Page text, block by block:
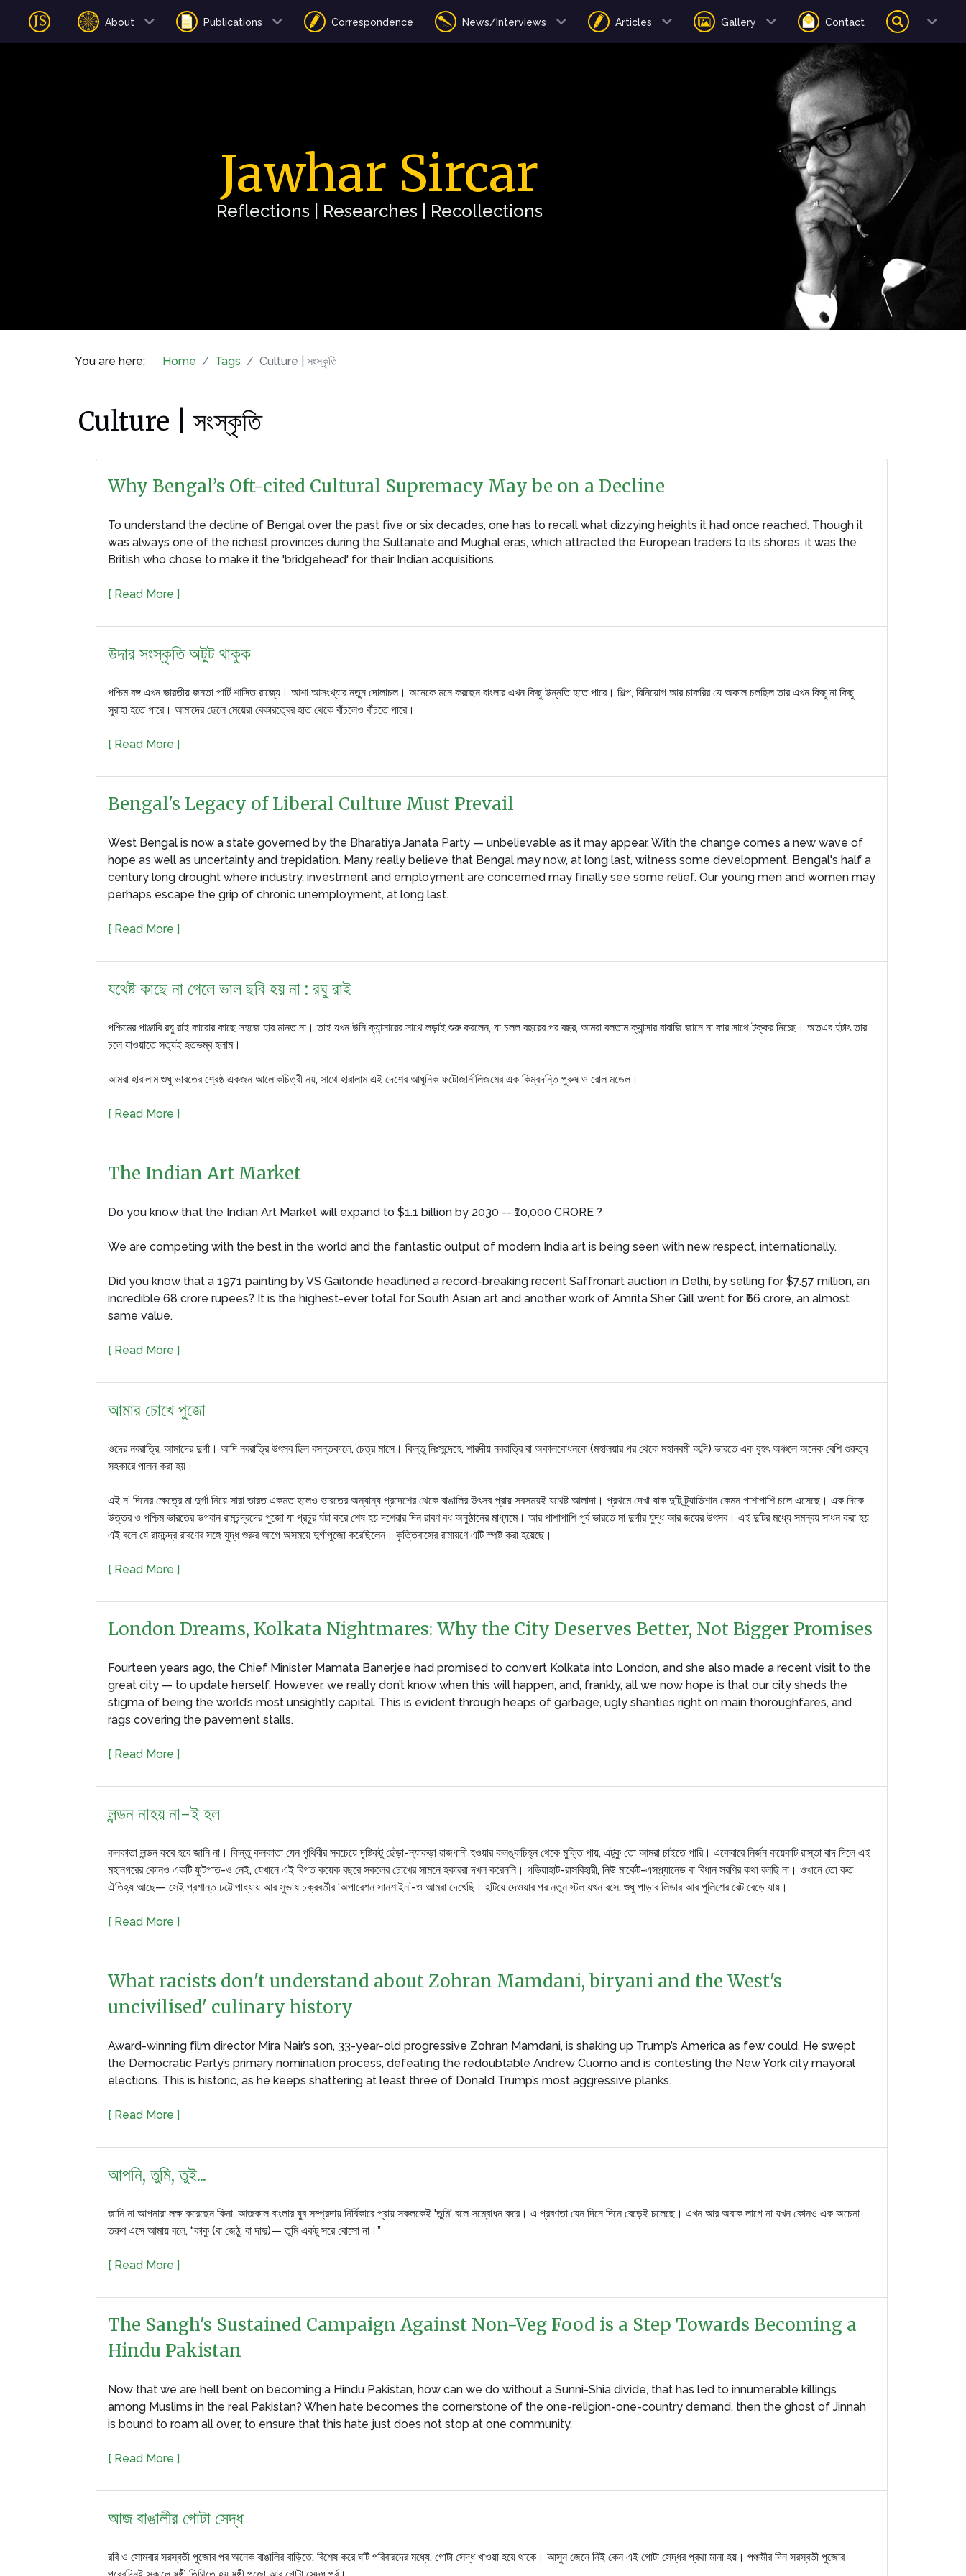
About Publications Correspondence News/Interviews Articles Gallery Contact
Jawhar Sircar
Reflections | Researches | Recollections
You are here: Home Tags Culture | সংস্কৃতি
Culture | সংস্কৃতি
Why Bengal’s Oft-cited Cultural Supremacy May be on a Decline
To understand the decline of Bengal over the past five or six decades, one has to recall what dizzying heights it had once reached. Though it
was always one of the richest provinces during the Sultanate and Mughal eras, which attracted the European traders to its shores, it was the
British who chose to make it the 'bridgehead' for their Indian acquisitions.
[ Read More ]
উদার সংস্কৃতি অটুট থাকুক
পশ্চিম বঙ্গ এখন ভারতীয় জনতা পার্টি শাসিত রাজ্যে। আশা আসংখ্যার নতুন দোলাচল। অনেকে মনে করছেন বাংলার এখন কিছু উন্নতি হতে পারে। শিল্প, বিনিয়োগ আর চাকরির যে অকাল চলছিল তার এখন কিছু না কিছু
সুরাহা হতে পারে। আমাদের ছেলে মেয়েরা বেকারত্বের হাত থেকে বাঁচলেও বাঁচতে পারে।
[ Read More ]
Bengal's Legacy of Liberal Culture Must Prevail
West Bengal is now a state governed by the Bharatiya Janata Party — unbelievable as it may appear. With the change comes a new wave of
hope as well as uncertainty and trepidation. Many really believe that Bengal may now, at long last, witness some development. Bengal's half a
century long drought where industry, investment and employment are concerned may finally see some relief. Our young men and women may
perhaps escape the grip of chronic unemployment, at long last.
[ Read More ]
যথেষ্ট কাছে না গেলে ভাল ছবি হয় না : রঘু রাই
পশ্চিমের পাঞ্জাবি রঘু রাই কারোর কাছে সহজে হার মানত না। তাই যখন উনি ক্যান্সারের সাথে লড়াই শুরু করলেন, যা চলল বছরের পর বছর, আমরা বলতাম ক্যান্সার বাবাজি জানে না কার সাথে টক্কর নিচ্ছে। অতএব হটাৎ তার
চলে যাওয়াতে সত্যই হতভম্ব হলাম।
আমরা হারালাম শুধু ভারতের শ্রেষ্ঠ একজন আলোকচিত্রী নয়, সাথে হারালাম এই দেশের আধুনিক ফটোজার্নালিজমের এক কিম্বদন্তি পুরুষ ও রোল মডেল।
[ Read More ]
The Indian Art Market
Do you know that the Indian Art Market will expand to $1.1 billion by 2030 -- ₹10,000 CRORE ?
We are competing with the best in the world and the fantastic output of modern India art is being seen with new respect, internationally.
Did you know that a 1971 painting by VS Gaitonde headlined a record-breaking recent Saffronart auction in Delhi, by selling for $7.57 million, an
incredible 68 crore rupees? It is the highest-ever total for South Asian art and another work of Amrita Sher Gill went for ₹66 crore, an almost
same value.
[ Read More ]
আমার চোখে পুজো
ওদের নবরাত্রি, আমাদের দুর্গা। আদি নবরাত্রি উৎসব ছিল বসন্তকালে, চৈত্র মাসে। কিন্তু নিঃসন্দেহে, শারদীয় নবরাত্রি বা অকালবোধনকে (মহালয়ার পর থেকে মহানবমী অব্দি) ভারতে এক বৃহৎ অঞ্চলে অনেক বেশি গুরুত্ব
সহকারে পালন করা হয়।
এই ন’ দিনের ক্ষেত্রে মা দুর্গা নিয়ে সারা ভারত একমত হলেও ভারতের অন্যান্য প্রদেশের থেকে বাঙালির উৎসব প্রায় সবসময়ই যথেষ্ট আলাদা। প্রথমে দেখা যাক দুটি ট্র্যাডিশান কেমন পাশাপাশি চলে এসেছে। এক দিকে
উত্তর ও পশ্চিম ভারতের ভগবান রামচন্দ্রদের পুজো যা প্রচুর ঘটা করে শেষ হয় দশেরার দিন রাবণ বধ অনুষ্ঠানের মাধ্যমে। আর পাশাপাশি পূর্ব ভারতে মা দুর্গার যুদ্ধ আর জয়ের উৎসব। এই দুটির মধ্যে সমন্বয় সাধন করা হয়
এই বলে যে রামচন্দ্র রাবণের সঙ্গে যুদ্ধ শুরুর আগে অসময়ে দুর্গাপুজো করেছিলেন। কৃত্তিবাসের রামায়ণে এটি স্পষ্ট করা হয়েছে।
[ Read More ]
London Dreams, Kolkata Nightmares: Why the City Deserves Better, Not Bigger Promises
Fourteen years ago, the Chief Minister Mamata Banerjee had promised to convert Kolkata into London, and she also made a recent visit to the
great city — to update herself. However, we really don’t know when this will happen, and, frankly, all we now hope is that our city sheds the
stigma of being the world’s most unsightly capital. This is evident through heaps of garbage, ugly shanties right on main thoroughfares, and
rags covering the pavement stalls.
[ Read More ]
লন্ডন নাহয় না-ই হল
কলকাতা লন্ডন কবে হবে জানি না। কিন্তু কলকাতা যেন পৃথিবীর সবচেয়ে দৃষ্টিকটু ছেঁড়া-ন্যাকড়া রাজধানী হওয়ার কলঙ্কচিহ্ন থেকে মুক্তি পায়, এটুকু তো আমরা চাইতে পারি। একেবারে নির্জন কয়েকটি রাস্তা বাদ দিলে এই
মহানগরের কোনও একটি ফুটপাত-ও নেই, যেখানে এই বিগত কয়েক বছরে সকলের চোখের সামনে হকাররা দখল করেননি। গড়িয়াহাট-রাসবিহারী, নিউ মার্কেট-এসপ্ল্যানেড বা বিধান সরণির কথা বলছি না। ওখানে তো কত
ঐতিহ্য আছে— সেই প্রশান্ত চট্টোপাধ্যায় আর সুভাষ চক্রবর্তীর ‘অপারেশন সানশাইন’-ও আমরা দেখেছি। হটিয়ে দেওয়ার পর নতুন স্টল যখন বসে, শুধু পাড়ার লিডার আর পুলিশের রেট বেড়ে যায়।
[ Read More ]
What racists don't understand about Zohran Mamdani, biryani and the West's
uncivilised' culinary history
Award-winning film director Mira Nair’s son, 33-year-old progressive Zohran Mamdani, is shaking up Trump’s America as few could. He swept
the Democratic Party’s primary nomination process, defeating the redoubtable Andrew Cuomo and is contesting the New York city mayoral
elections. This is historic, as he keeps shattering at least three of Donald Trump’s most aggressive planks.
[ Read More ]
আপনি, তুমি, তুই...
জানি না আপনারা লক্ষ করেছেন কিনা, আজকাল বাংলার যুব সম্প্রদায় নির্বিকারে প্রায় সকলকেই 'তুমি' বলে সম্বোধন করে। এ প্রবণতা যেন দিনে দিনে বেড়েই চলেছে। এখন আর অবাক লাগে না যখন কোনও এক অচেনা
তরুণ এসে আমায় বলে, “কাকু (বা জেঠু, বা দাদু)— তুমি একটু সরে বোসো না।”
[ Read More ]
The Sangh's Sustained Campaign Against Non-Veg Food is a Step Towards Becoming a
Hindu Pakistan
Now that we are hell bent on becoming a Hindu Pakistan, how can we do without a Sunni-Shia divide, that has led to innumerable killings
among Muslims in the real Pakistan? When hate becomes the cornerstone of the one-religion-one-country demand, then the ghost of Jinnah
is bound to roam all over, to ensure that this hate just does not stop at one community.
[ Read More ]
আজ বাঙালীর গোটা সেদ্ধ
রবি ও সোমবার সরস্বতী পুজোর পর অনেক বাঙালির বাড়িতে, বিশেষ করে ঘটি পরিবারদের মধ্যে, গোটা সেদ্ধ খাওয়া হয়ে থাকে। আসুন জেনে নিই কেন এই গোটা সেদ্ধর প্রথা মানা হয়। পঞ্চমীর দিন সরস্বতী পুজোর